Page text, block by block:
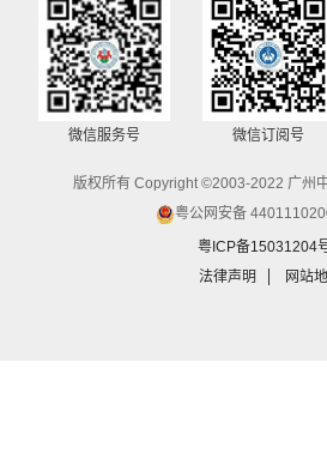
微信服务号 微信订阅号
版权所有 Copyright ©2003-2022 广州
粤公网安备
粤ICP备15031204
法律声明
网站